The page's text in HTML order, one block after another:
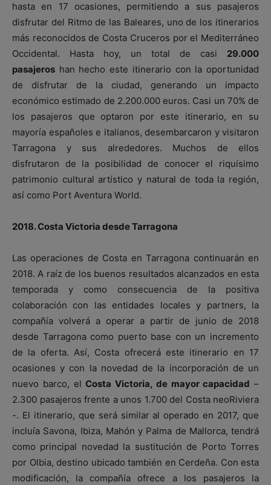
hasta en 17 ocasiones, permitiendo a sus pasajeros
disfrutar del Ritmo de las Baleares, uno de los itinerarios
más reconocidos de Costa Cruceros por el Mediterráneo
Occidental. Hasta hoy, un total de casi 29.000
pasajeros han hecho este itinerario con la oportunidad
de disfrutar de la ciudad, generando un impacto
económico estimado de 2.200.000 euros. Casi un 70% de
los pasajeros que optaron por este itinerario, en su
mayoría españoles e italianos, desembarcaron y visitaron
Tarragona y sus alrededores. Muchos de ellos
disfrutaron de la posibilidad de conocer el riquísimo
patrimonio cultural artístico y natural de toda la región,
así como Port Aventura World.
2018. Costa Victoria desde Tarragona
Las operaciones de Costa en Tarragona continuarán en
2018. A raíz de los buenos resultados alcanzados en esta
temporada y como consecuencia de la positiva
colaboración con las entidades locales y partners, la
compañía volverá a operar a partir de junio de 2018
desde Tarragona como puerto base con un incremento
de la oferta. Así, Costa ofrecerá este itinerario en 17
ocasiones y con la novedad de la incorporación de un
nuevo barco, el Costa Victoria, de mayor capacidad –
2.300 pasajeros frente a unos 1.700 del Costa neoRiviera
-. El itinerario, que será similar al operado en 2017, que
incluía Savona, Ibiza, Mahón y Palma de Mallorca, tendrá
como principal novedad la sustitución de Porto Torres
por Olbia, destino ubicado también en Cerdeña. Con esta
modificación, la compañía ofrece a los pasajeros la